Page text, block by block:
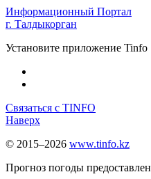
Информационный Портал
г. Талдыкорган
Установите приложение Tinfo
Связаться с TINFO
Наверх
© 2015–2026 www.tinfo.kz
Прогноз погоды предоставлен